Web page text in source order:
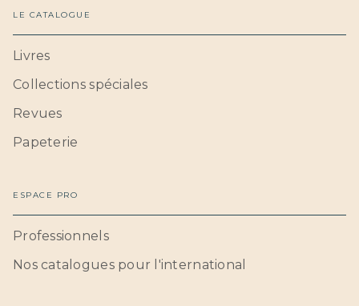
LE CATALOGUE
Livres
Collections spéciales
Revues
Papeterie
ESPACE PRO
Professionnels
Nos catalogues pour l'international